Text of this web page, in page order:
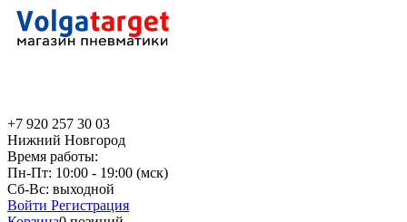
+7 920 257 30 03
Нижний Новгород
Время работы:
Пн-Пт: 10:00 - 19:00 (мск)
Сб-Вс: выходной
Войти Регистрация